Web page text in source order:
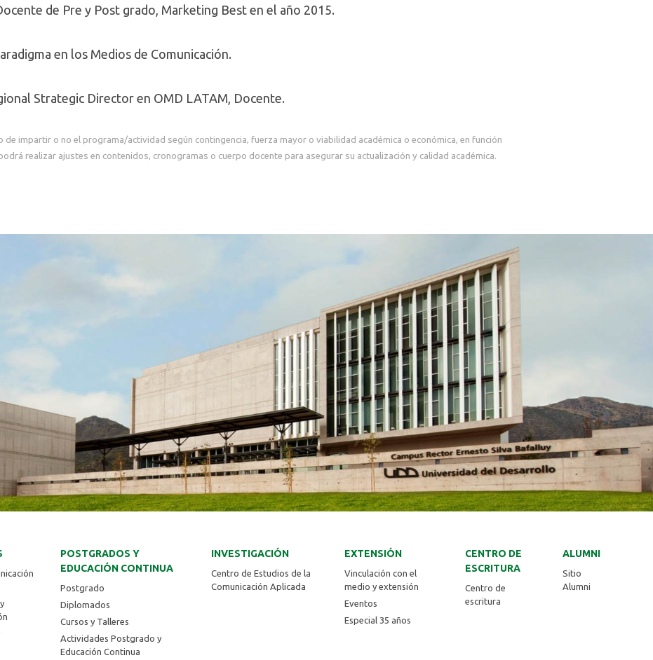
de Pre y Post grado, Marketing Best en el año 2015.
en los Medios de Comunicación.
Strategic Director en OMD LATAM, Docente.
de impartir o no el programa/actividad según contingencia, fuerza mayor o viabilidad académica o económica, en función
realizar ajustes en contenidos, cronogramas o cuerpo docente para asegurar su actualización y calidad académica.
POSTGRADOS Y
EDUCACIÓN CONTINUA
Postgrado
Diplomados
Cursos y Talleres
Actividades Postgrado y
Educación Continua
INVESTIGACIÓN
Centro de Estudios de la
Comunicación Aplicada
EXTENSIÓN
Vinculación con el
medio y extensión
Eventos
Especial 35 años
CENTRO DE
ESCRITURA
Centro de
escritura
ALUMNI
Sitio
Alumni